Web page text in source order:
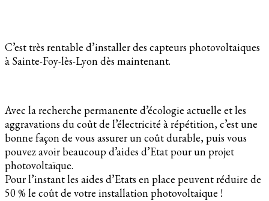
C’est très rentable d’installer des capteurs photovoltaiques
à Sainte-Foy-lès-Lyon dès maintenant.
Avec la recherche permanente d’écologie actuelle et les
aggravations du coût de l’électricité à répétition, c’est une
bonne façon de vous assurer un coût durable, puis vous
pouvez avoir beaucoup d’aides d’Etat pour un projet
photovoltaïque.
Pour l’instant les aides d’Etats en place peuvent réduire de
50 % le coût de votre installation photovoltaique !